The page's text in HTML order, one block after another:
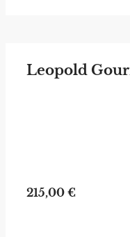
Leopold
215,00 €